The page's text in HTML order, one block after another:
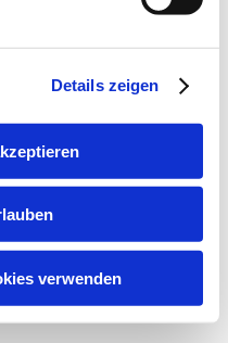
Details zeigen
verwenden